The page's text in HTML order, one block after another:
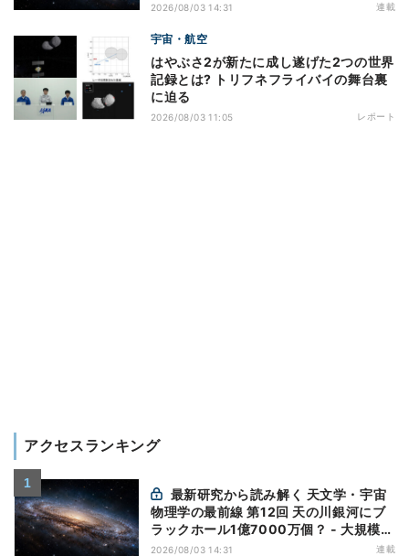
算が描くその分布
2026/08/03 14:31 連載
宇宙・航空
はやぶさ2が新たに成し遂げた2つの世界
記録とは? トリフネフライバイの舞台裏
に迫る
2026/08/03 11:05 レポート
アクセスランキング
物理学の最前線 第12回 天の川銀河にブ
ラックホール1億7000万個？ - 大規模計
算が描くその分布
2026/08/03 14:31 連載